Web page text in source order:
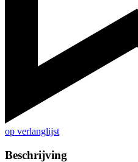
op verlanglijst
Beschrijving